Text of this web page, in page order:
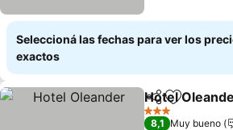
Seleccioná las fechas para ver los
exactos
Compartir
Añadir a
Hotel
3 Estrellas
8,1 Muy bueno